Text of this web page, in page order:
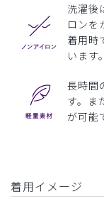
洗濯後
ロンを
着用時
います。
長時間
す。ま
が可能
着用イメージ